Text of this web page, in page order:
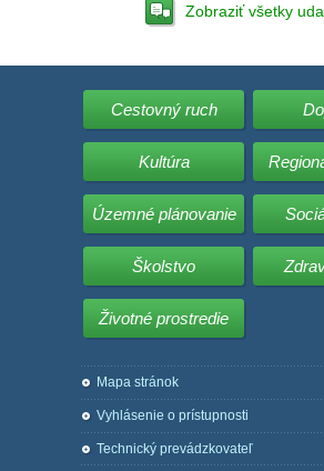
Zobraziť všetky
Cestovný ruch
Kultúra
Územné plánovanie
Školstvo
Životné prostredie
Mapa stránok
Vyhlásenie o prístupnosti
Technický prevádzkovateľ